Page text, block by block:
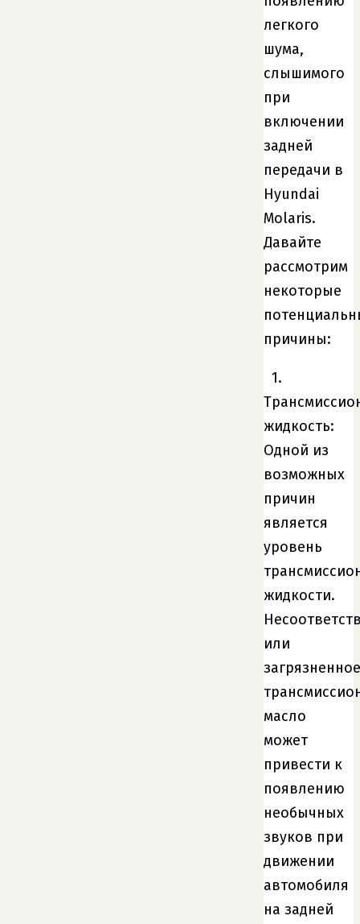
легкого
шума,
слышимого
при
включении
задней
передачи в
Hyundai
Molaris.
Давайте
рассмотрим
некоторые
причины:
1.
жидкость:
Одной из
возможных
причин
является
уровень
жидкости.
или
загрязненное
масло
может
привести к
появлению
необычных
звуков при
движении
автомобиля
на задней